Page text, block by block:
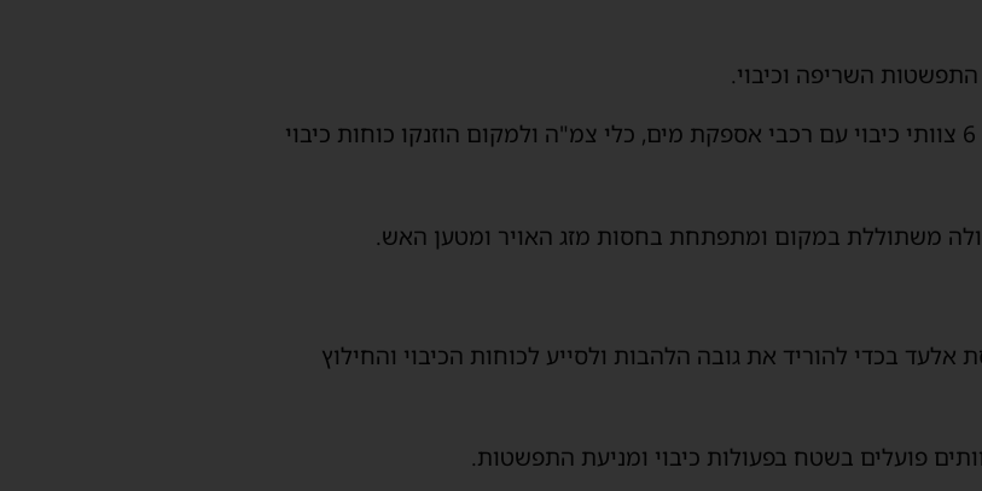
השריפה וכיבוי.
במקום פועלים כ-10 צוותי כיבוי יחד עם 6 צוותי כיבוי עם רכבי אספקת מים, כלי צמ"ה ולמקום הוזנקו כוחות כיבוי
משתוללת במקום ומתפתחת בחסות מזג האויר ומטען האש.
כיבוי מטייסת אלעד בכדי להוריד את גובה הלהבות ולסייע לכוחות הכיבוי והחילוץ
פועלים בשטח בפעולות כיבוי ומניעת התפשטות.